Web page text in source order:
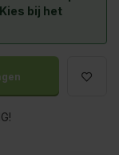
bij het